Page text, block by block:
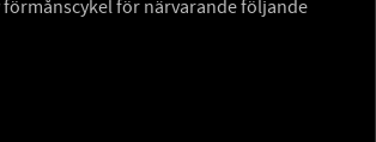
för närvarande följande